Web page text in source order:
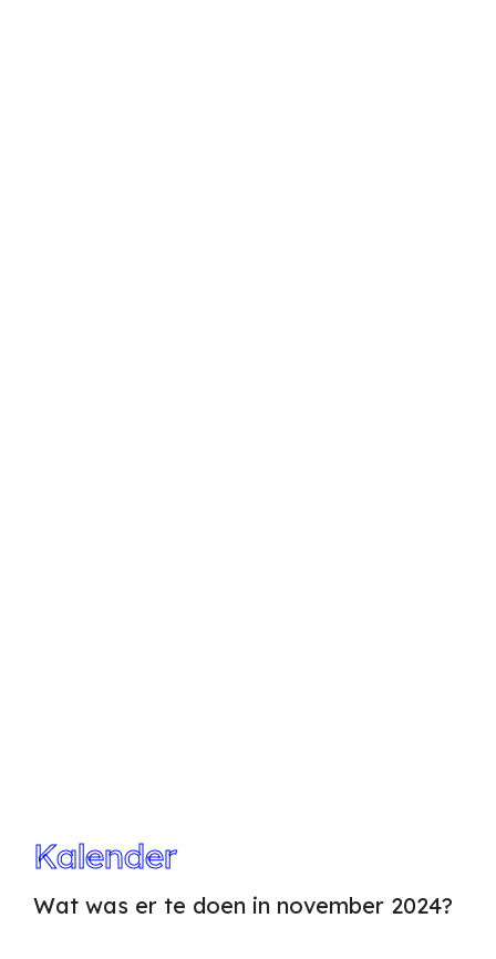
Kalender
Wat was er te doen in november 2024?